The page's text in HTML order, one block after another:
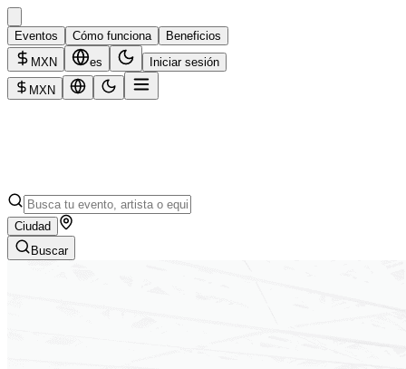
Eventos Cómo funciona
Beneficios
MXN
es Iniciar sesión
MXN
Ciudad
Buscar